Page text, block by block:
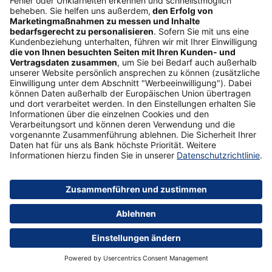
Wie sichere ich Daten auf meinem Computer?
speichern Sie wahrscheinlich direkt auf Ihrem Notebook
oder dem Rechner. Hierbei haben Sie verschiedene
Möglichkeiten, eine Datensicherung anzulegen.
Back-ups auf externer Festplatte oder USB-Stick